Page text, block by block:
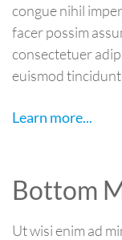
congue nihil
facer possim
consectetuer
euismod
Learn more...
Bottom
Ut wisi enim ad